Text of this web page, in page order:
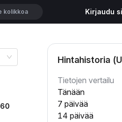
Kirjaudu
Hintahistoria
Tietojen vertailu
Tänään
7 päivää
14 päivää